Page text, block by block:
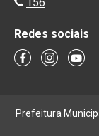
Redes sociais
Prefeitura